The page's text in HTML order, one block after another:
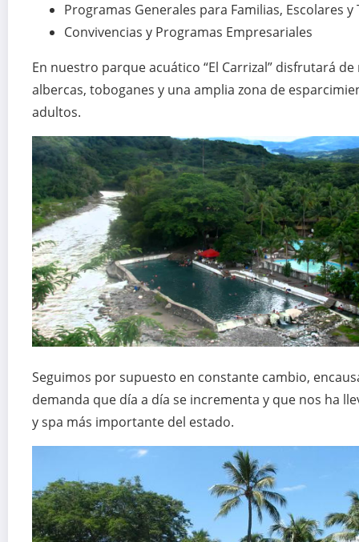
Programas Generales para Familias, Escolares y
Convivencias y Programas Empresariales
En nuestro parque acuático “El Carrizal” disfrutará
albercas, toboganes y una amplia zona de
adultos.
Seguimos por supuesto en constante cambio,
demanda que día a día se incrementa y que nos ha
y spa más importante del estado.